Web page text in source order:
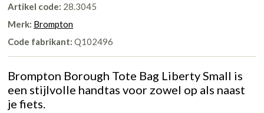
Artikel code: 28.3045
Merk: Brompton
Code fabrikant: Q102496
Brompton Borough Tote Bag Liberty Small is
een stijlvolle handtas voor zowel op als naast
je fiets.